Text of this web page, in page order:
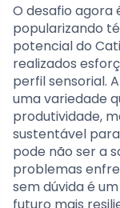
O desafio agora
popularizando
potencial do
realizados
perfil sensorial.
uma variedade
produtividade,
sustentável
pode não ser a
problemas
sem dúvida é